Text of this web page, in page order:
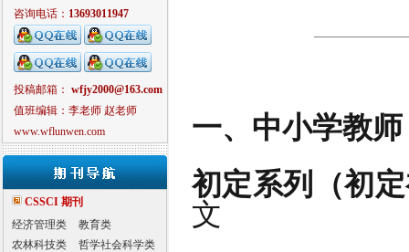
咨询电话： 13693011947
投稿邮箱： wfjy2000@163.com
值班编辑：李老师 赵老师
www.wflunwen.com
CSSCI 期刊
经济管理类
教育类
农林科技类
哲学社会科学类
一、中小学教
初定系列（初
文